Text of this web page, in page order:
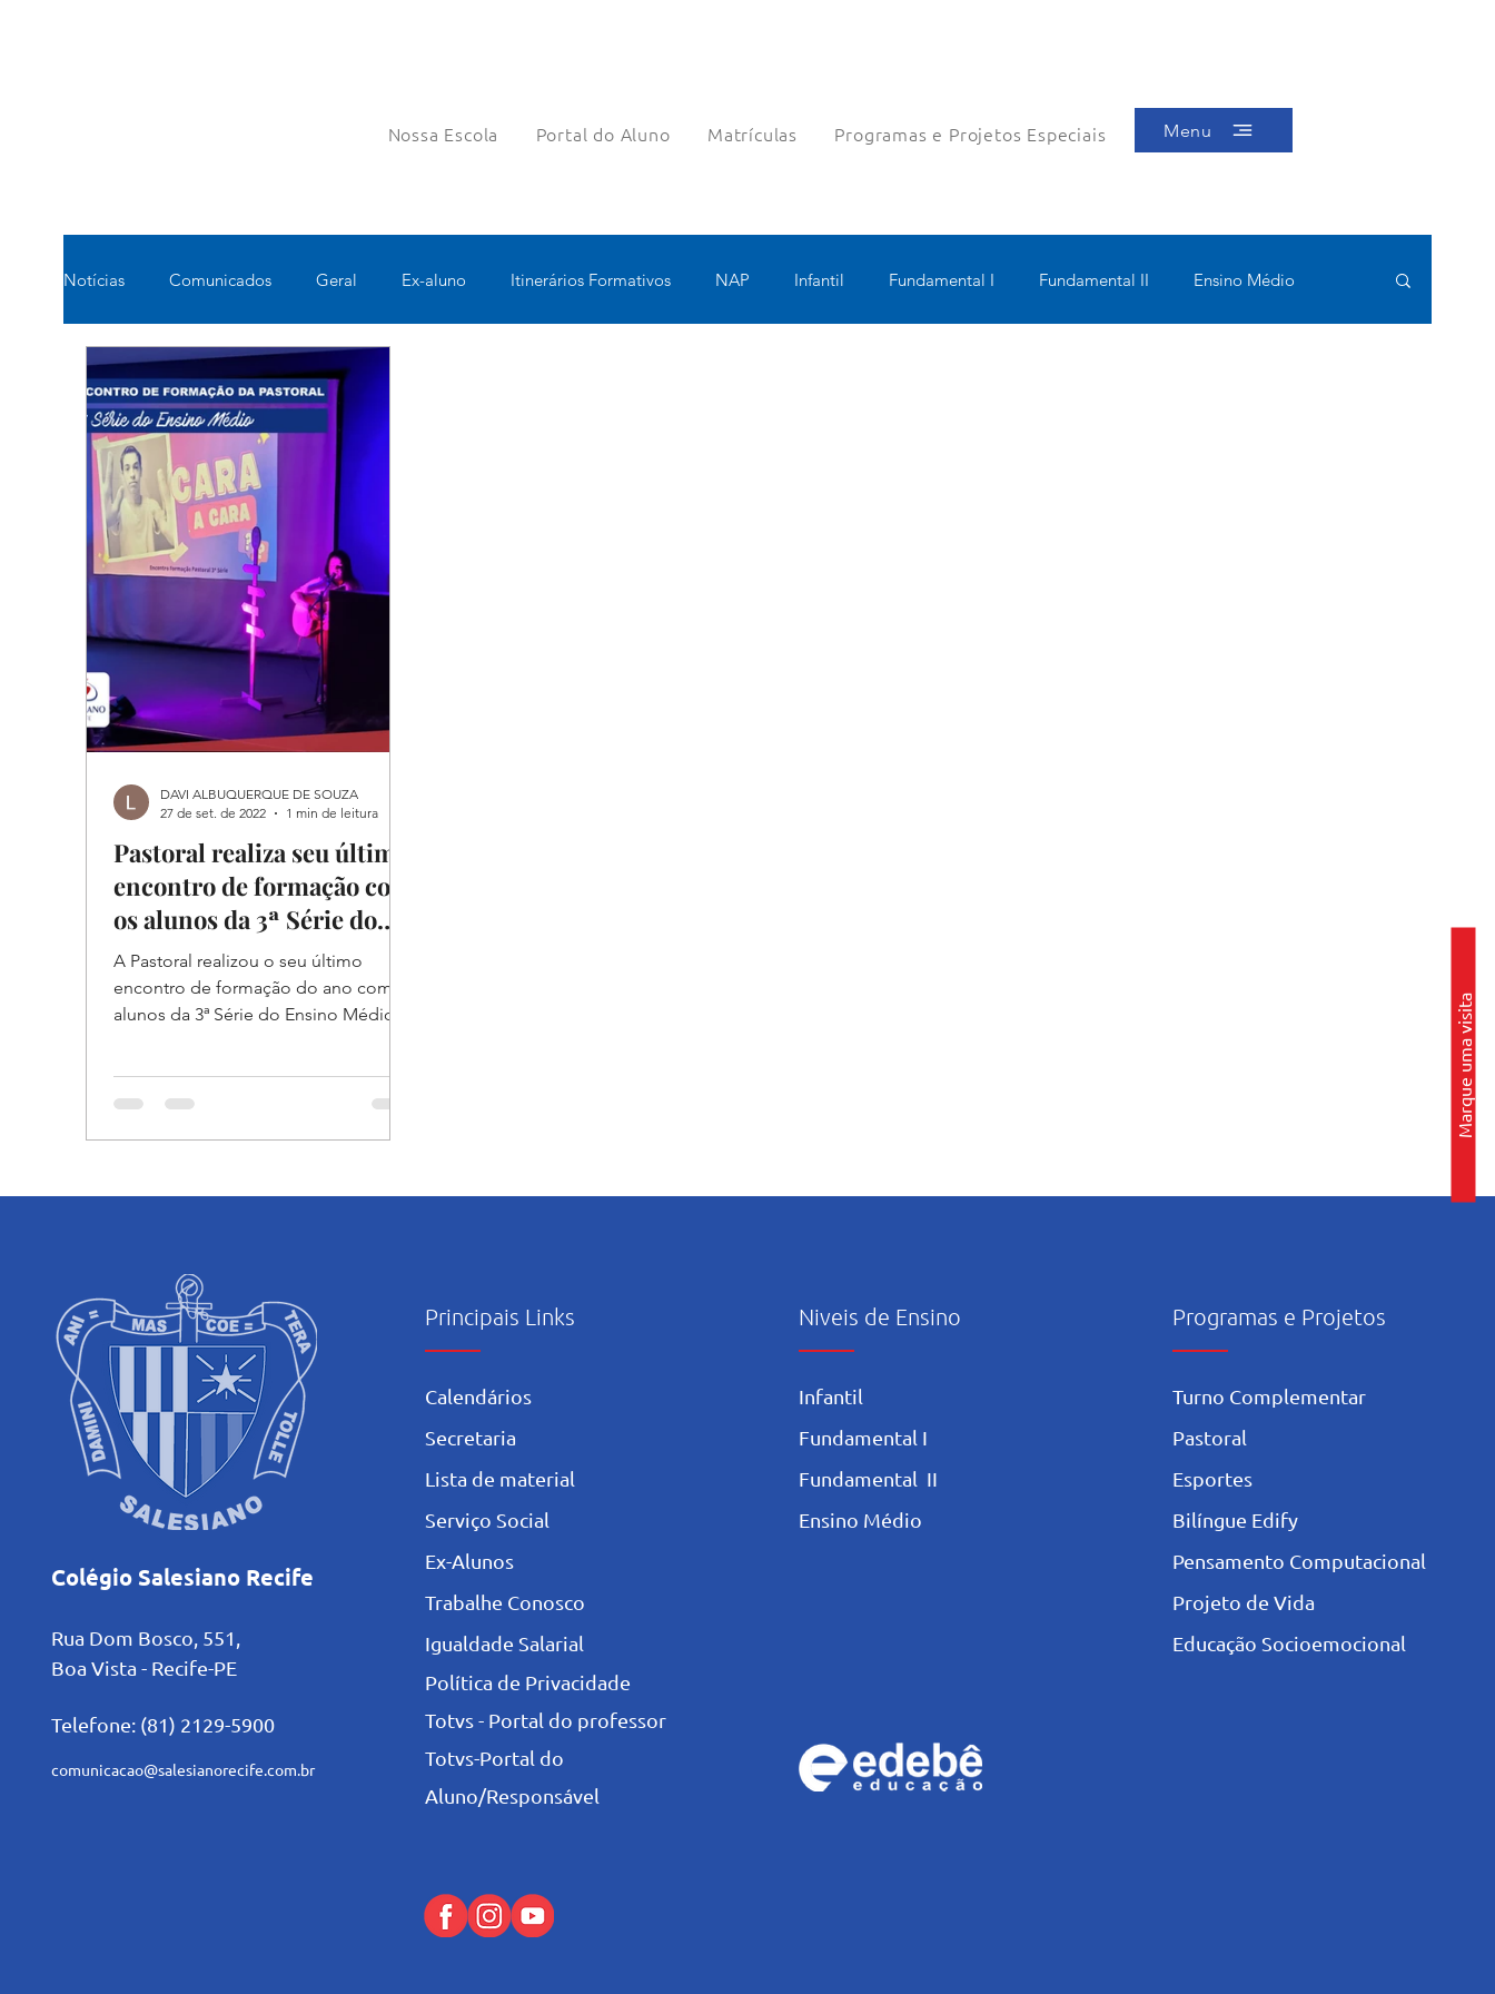
Nossa Escola Portal do Aluno Matrículas Programas e Projetos Especiais Menu
Marque uma visita
Notícias Comunicados Geral Ex-aluno Itinerários Formativos NAP Infantil Fundamental I Fundamental II Ensino Médio
Pastoral Esportes Turno Integral
Pedagógico
Pastoral realiza seu último
encontro de formação com
os alunos da 3ª Série do
Ensino Médio
A Pastoral realizou o seu último
encontro de formação do ano com os
alunos da 3ª Série do Ensino Médio
DAVI ALBUQUERQUE DE SOUZA
27 de set. de 2022
1 min de leitura
Colégio Salesiano Recife
Rua Dom Bosco, 551,
Boa Vista - Recife-PE
Telefone: (81) 2129-5900
comunicacao@salesianorecife.com.br
Principais Links
Calendários
Secretaria
L ista de material
Serviço Social
Ex-Alunos
Trabalhe Conosco
Igualdade Salarial
Política de Privacidade
Totvs - Portal do professor
Totvs-Portal do
Aluno/Responsável
Niveis de Ensino
Infantil
Fundamental I
Fundamental II
Ensino Médio
Programas e Projetos
Turno Complementar
Pastoral
Esportes
Bilíngue Edify
Pensamento Computacional
Projeto de Vida
Educação Socioemocional